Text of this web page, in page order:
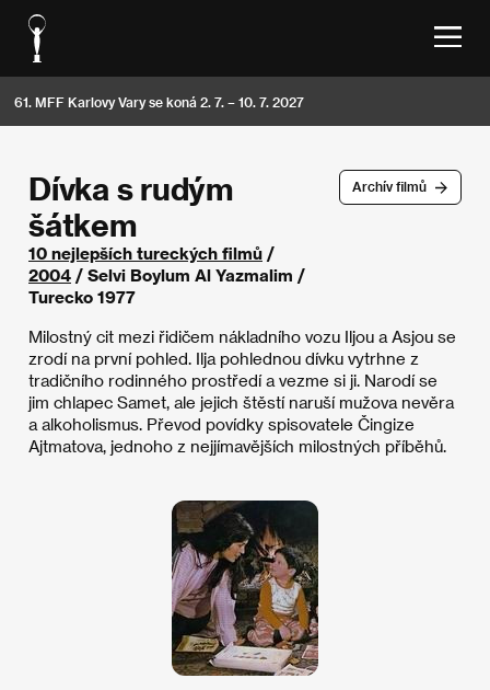
61. MFF Karlovy Vary se koná 2. 7. – 10. 7. 2027
Archív filmů
Dívka s rudým
šátkem
10 nejlepších tureckých filmů /
2004 / Selvi Boylum Al Yazmalim /
Turecko 1977
Milostný cit mezi řidičem nákladního vozu Iljou a Asjou se
zrodí na první pohled. Ilja pohlednou dívku vytrhne z
tradičního rodinného prostředí a vezme si ji. Narodí se
jim chlapec Samet, ale jejich štěstí naruší mužova nevěra
a alkoholismus. Převod povídky spisovatele Čingize
Ajtmatova, jednoho z nejjímavějších milostných příběhů.